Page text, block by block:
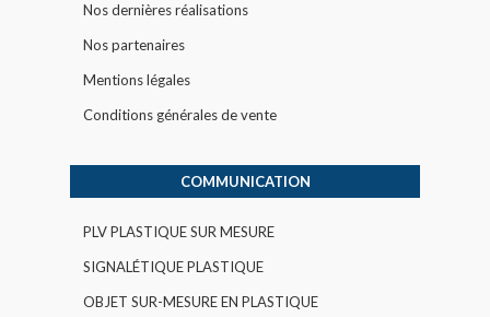
Nos dernières réalisations
Nos partenaires
Mentions légales
Conditions générales de vente
COMMUNICATION
PLV PLASTIQUE SUR MESURE
SIGNALÉTIQUE PLASTIQUE
OBJET SUR-MESURE EN PLASTIQUE